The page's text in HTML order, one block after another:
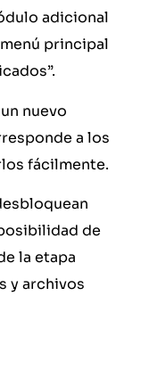
adicional
principal
nuevo
a los
fácilmente.
de
la etapa
y archivos